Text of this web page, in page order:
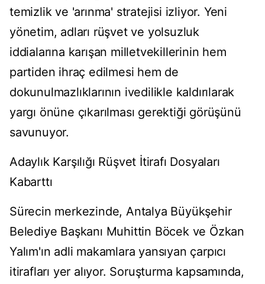
temizlik ve 'arınma' stratejisi izliyor. Yeni
yönetim, adları rüşvet ve yolsuzluk
iddialarına karışan milletvekillerinin hem
partiden ihraç edilmesi hem de
dokunulmazlıklarının ivedilikle kaldırılarak
yargı önüne çıkarılması gerektiği görüşünü
savunuyor.
Adaylık Karşılığı Rüşvet İtirafı Dosyaları
Kabarttı
Sürecin merkezinde, Antalya Büyükşehir
Belediye Başkanı Muhittin Böcek ve Özkan
Yalım'ın adli makamlara yansıyan çarpıcı
itirafları yer alıyor. Soruşturma kapsamında,